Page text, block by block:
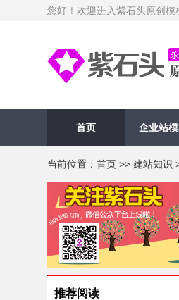
您好！欢迎进入紫石头原创模
首页 企业站
当前位置： 首页 >> 建站知识
推荐阅读